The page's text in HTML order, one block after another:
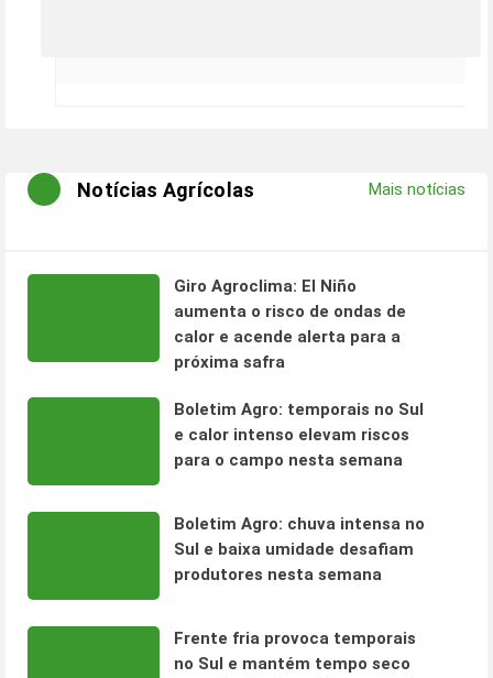
Notícias Agrícolas Mais notícias
Giro Agroclima: El Niño
aumenta o risco de ondas de
calor e acende alerta para a
próxima safra
Boletim Agro: temporais no Sul
e calor intenso elevam riscos
para o campo nesta semana
Boletim Agro: chuva intensa no
Sul e baixa umidade desafiam
produtores nesta semana
Frente fria provoca temporais
no Sul e mantém tempo seco